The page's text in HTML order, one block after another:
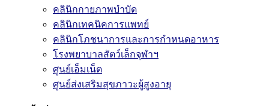
คลินิกกายภาพบำบัด
คลินิกเทคนิคการแพทย์
คลินิกโภชนาการและการกำหนดอาหาร
โรงพยาบาลสัตว์เล็กจุฬาฯ
ศูนย์เอ็มเน็ต
ศูนย์ส่งเสริมสุขภาวะผู้สูงอายุ